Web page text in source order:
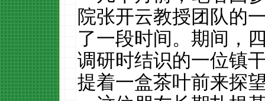
院张开云教授团队的
了一段时间。期间，
调研时结识的一位镇
提着一盒茶叶前来探